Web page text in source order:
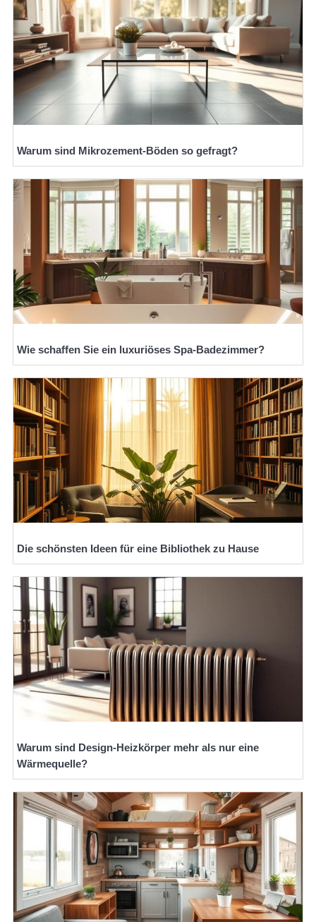
Warum sind Mikrozement-Böden so gefragt?
Wie schaffen Sie ein luxuriöses Spa-Badezimmer?
Die schönsten Ideen für eine Bibliothek zu Hause
Warum sind Design-Heizkörper mehr als nur eine
Wärmequelle?